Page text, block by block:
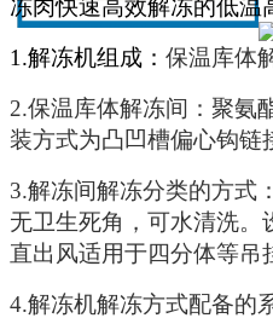
冻肉快速高效解冻的低温
1.解冻机组成： 保温库体
2.保温库体解冻间：聚氨
装方式为凸凹槽偏心钩链
3.解冻间解冻分类的方式：
无卫生死角，可水清洗。
直出风适用于四分体等吊
4.解冻机解冻方式配备的